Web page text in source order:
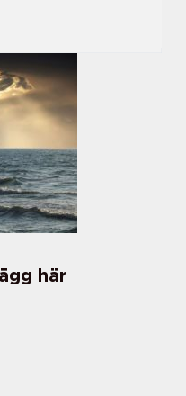
här